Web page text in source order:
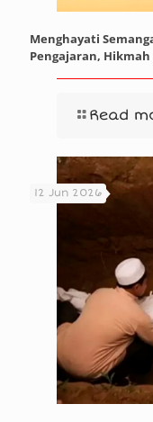
Menghayati
Pengajaran,
Read
12 Jun 2026